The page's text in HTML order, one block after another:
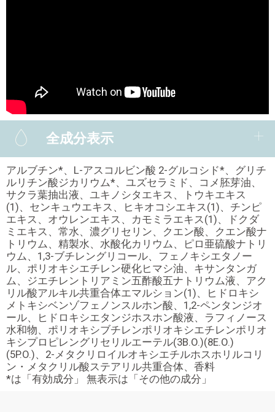
全成分表示
アルブチン*、L-アスコルビン酸 2-グルコシド*、グリチ
ルリチン酸ジカリウム*、ユズセラミド、コメ胚芽油、
サクラ葉抽出液、ユキノシタエキス、トウキエキス
(1)、センキュウエキス、ヒキオコシエキス(1)、チンピ
エキス、オウレンエキス、カモミラエキス(1)、ドクダ
ミエキス、常水、濃グリセリン、クエン酸、クエン酸ナ
トリウム、精製水、水酸化カリウム、ピロ亜硫酸ナトリ
ウム、1,3-ブチレングリコール、フェノキシエタノー
ル、ポリオキシエチレン硬化ヒマシ油、キサンタンガ
ム、ジエチレントリアミン五酢酸五ナトリウム液、アク
リル酸アルキル共重合体エマルション(1)、ヒドロキシ
メトキシベンゾフェノンスルホン酸、1,2-ペンタンジオ
ール、ヒドロキシエタンジホスホン酸液、ラフィノース
水和物、ポリオキシブチレンポリオキシエチレンポリオ
キシプロピレングリセリルエーテル(3B.O.)(8E.O.)
(5P.O.)、2-メタクリロイルオキシエチルホスホリルコリ
ン・メタクリル酸ステアリル共重合体、香料
*は「有効成分」 無表示は「その他の成分」